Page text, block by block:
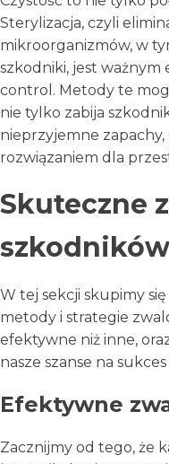
Sterylizacja, czyli
mikroorganizmów, w
szkodniki, jest
control. Metody te
nie tylko zabija
nieprzyjemne
rozwiązaniem dla
Skuteczne
szkodników
W tej sekcji skupimy
metody i strategie
efektywne niż inne,
nasze szanse na
Efektywne
Zacznijmy od tego, że